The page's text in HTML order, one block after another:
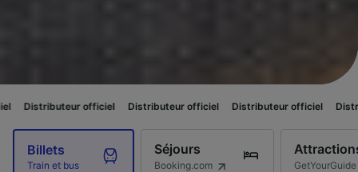
Distributeur officiel Distributeur officiel Distributeur officiel
Billets
Train et bus
Séjours
Booking.com GetYourGuide